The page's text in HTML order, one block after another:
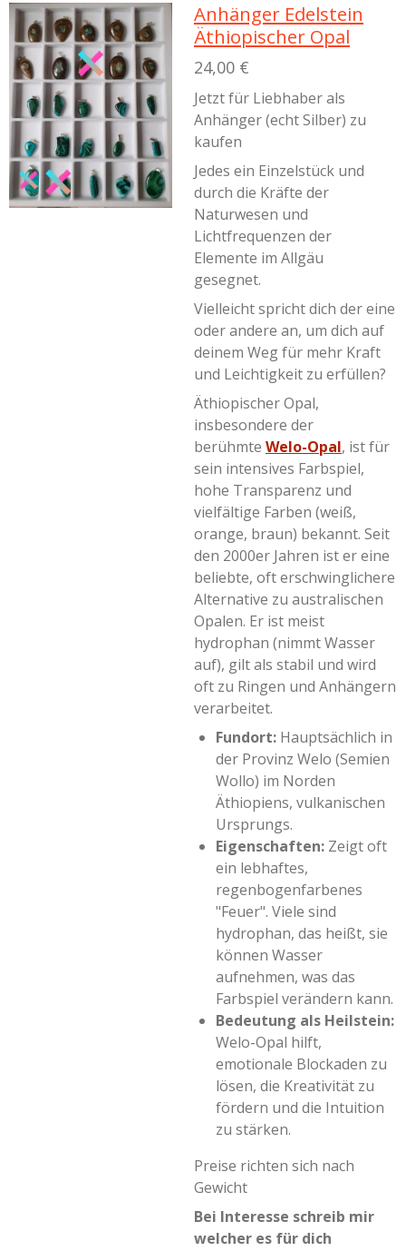
Anhänger Edelstein
Äthiopischer Opal
24,00 €
Jetzt für Liebhaber als
Anhänger (echt Silber) zu
kaufen
Jedes ein Einzelstück und
durch die Kräfte der
Naturwesen und
Lichtfrequenzen der
Elemente im Allgäu
gesegnet.
Vielleicht spricht dich der eine
oder andere an, um dich auf
deinem Weg für mehr Kraft
und Leichtigkeit zu erfüllen?
Äthiopischer Opal,
insbesondere der
berühmte Welo-Opal, ist für
sein intensives Farbspiel,
hohe Transparenz und
vielfältige Farben (weiß,
orange, braun) bekannt. Seit
den 2000er Jahren ist er eine
beliebte, oft erschwinglichere
Alternative zu australischen
Opalen. Er ist meist
hydrophan (nimmt Wasser
auf), gilt als stabil und wird
oft zu Ringen und Anhängern
verarbeitet.
Fundort: Hauptsächlich in
der Provinz Welo (Semien
Wollo) im Norden
Äthiopiens, vulkanischen
Ursprungs.
Eigenschaften: Zeigt oft
ein lebhaftes,
regenbogenfarbenes
"Feuer". Viele sind
hydrophan, das heißt, sie
können Wasser
aufnehmen, was das
Farbspiel verändern kann.
Bedeutung als Heilstein:
Welo-Opal hilft,
emotionale Blockaden zu
lösen, die Kreativität zu
fördern und die Intuition
zu stärken.
Preise richten sich nach
Gewicht
Bei Interesse schreib mir
welcher es für dich